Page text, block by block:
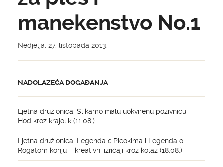
manekenstvo No.1
Nedjelja, 27. listopada 2013.
NADOLAZEĆA DOGAĐANJA
Ljetna družionica: Slikamo malu uokvirenu pozivnicu –
Hod kroz krajolik (11.08.)
Ljetna družionica: Legenda o Picokima i Legenda o
Rogatom konju – kreativni izričaji kroz kolaž (18.08.)